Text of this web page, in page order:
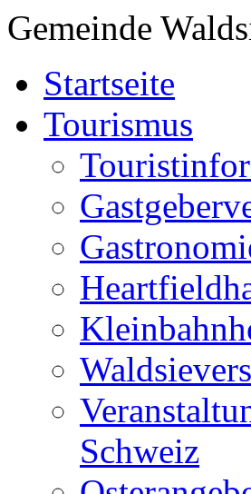
Gemeinde
Startseite
Tourismus
Schweiz